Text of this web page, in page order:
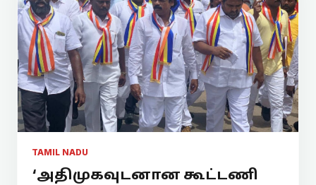
TAMIL NADU
‘அதிமுகவுடனான கூட்டணி